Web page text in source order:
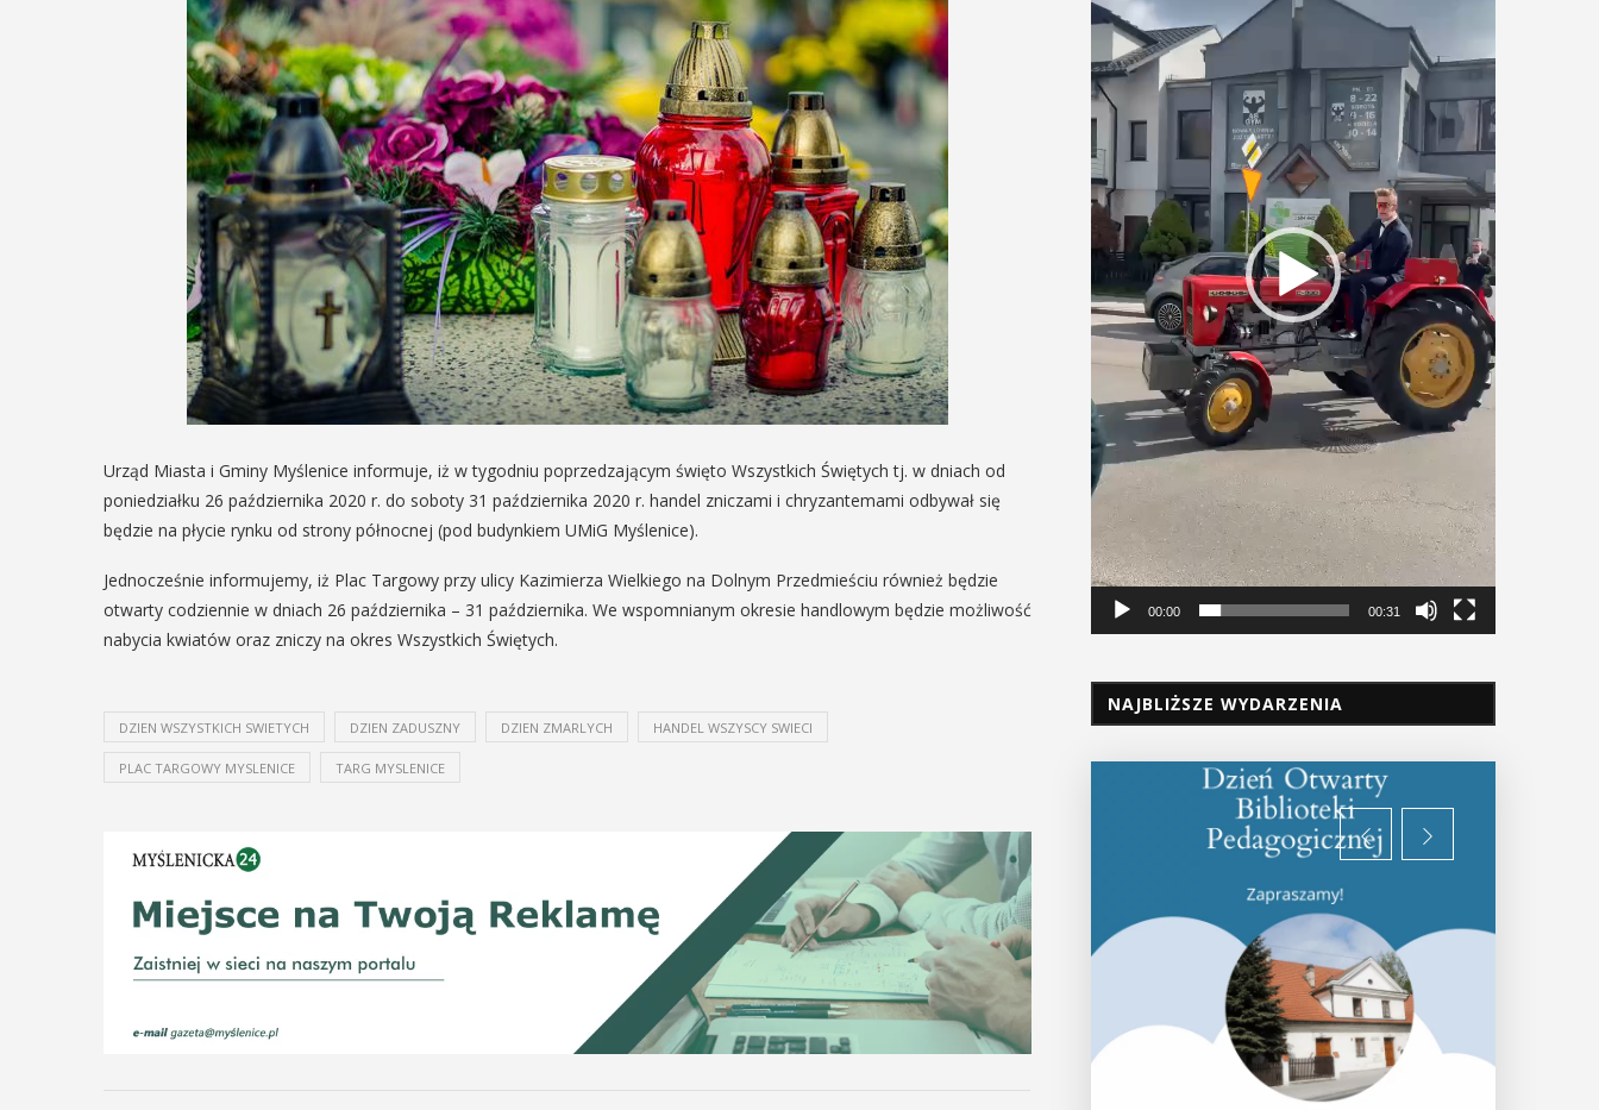
Urząd Miasta i Gminy Myślenice informuje, iż w tygodniu poprzedzającym święto Wszystkich Świętych tj. w dniach od
poniedziałku 26 października 2020 r. do soboty 31 października 2020 r. handel zniczami i chryzantemami odbywał się
będzie na płycie rynku od strony północnej (pod budynkiem UMiG Myślenice).
Jednocześnie informujemy, iż Plac Targowy przy ulicy Kazimierza Wielkiego na Dolnym Przedmieściu również będzie
otwarty codziennie w dniach 26 października – 31 października. We wspomnianym okresie handlowym będzie możliwość
nabycia kwiatów oraz zniczy na okres Wszystkich Świętych.
DZIEN WSZYSTKICH SWIETYCH DZIEN ZADUSZNY DZIEN ZMARLYCH HANDEL WSZYSCY SWIECI
PLAC TARGOWY MYSLENICE TARG MYSLENICE
00:00 00:31
NAJBLIŻSZE WYDARZENIA